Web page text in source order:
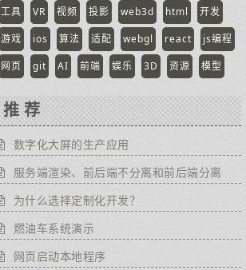
工具
VR 视频 投影 web3d html
开发
游戏
ios 算法 适配 webgl react
js编程
网页
git AI 前端 娱乐 3D 资源 模型
推 荐
数字化大屏的生产应用
服务端渲染、前后端不分离和前后端分离
为什么选择定制化开发？
燃油车系统演示
网页启动本地程序